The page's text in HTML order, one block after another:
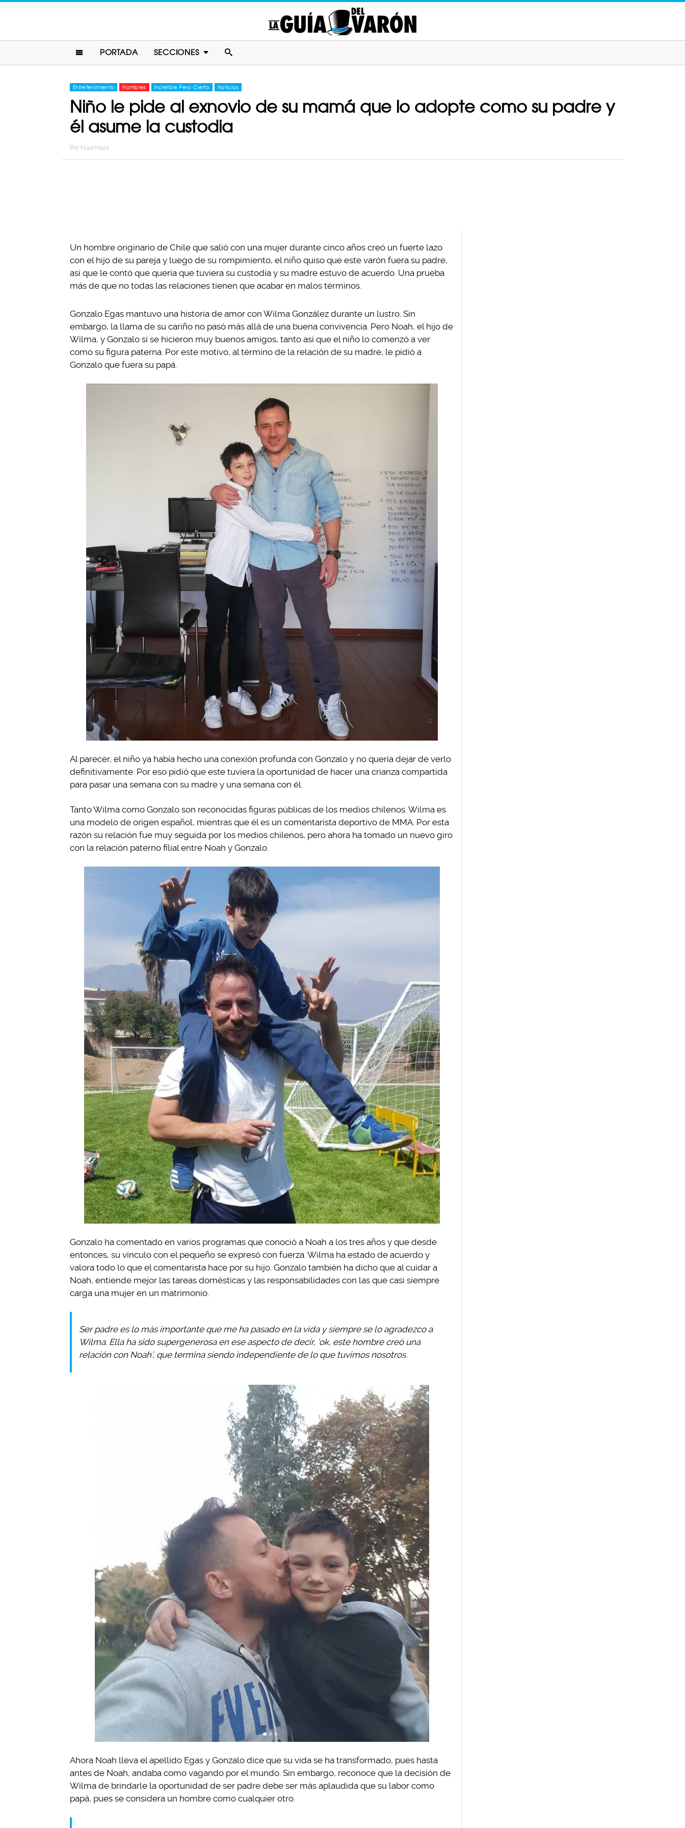
PORTADA SECCIONES
Entretenimiento Hombres Increíble Pero Cierto Noticias
Niño le pide al exnovio de su mamá que lo adopte como su padre y
él asume la custodia
Por Mad Marx
Un hombre originario de Chile que salió con una mujer durante cinco años creó un fuerte lazo
con el hijo de su pareja y luego de su rompimiento, el niño quiso que este varón fuera su padre,
así que le contó que quería que tuviera su custodia y su madre estuvo de acuerdo. Una prueba
más de que no todas las relaciones tienen que acabar en malos términos.
Gonzalo Egas mantuvo una historia de amor con Wilma González durante un lustro. Sin
embargo, la llama de su cariño no pasó más allá de una buena convivencia. Pero Noah, el hijo de
Wilma, y Gonzalo sí se hicieron muy buenos amigos, tanto así que el niño lo comenzó a ver
como su figura paterna. Por este motivo, al término de la relación de su madre, le pidió a
Gonzalo que fuera su papá.
Al parecer, el niño ya había hecho una conexión profunda con Gonzalo y no quería dejar de verlo
definitivamente. Por eso pidió que este tuviera la oportunidad de hacer una crianza compartida
para pasar una semana con su madre y una semana con él.
Tanto Wilma como Gonzalo son reconocidas figuras públicas de los medios chilenos. Wilma es
una modelo de origen español, mientras que él es un comentarista deportivo de MMA. Por esta
razón su relación fue muy seguida por los medios chilenos, pero ahora ha tomado un nuevo giro
con la relación paterno filial entre Noah y Gonzalo.
Gonzalo ha comentado en varios programas que conoció a Noah a los tres años y que desde
entonces, su vínculo con el pequeño se expresó con fuerza. Wilma ha estado de acuerdo y
valora todo lo que el comentarista hace por su hijo. Gonzalo también ha dicho que al cuidar a
Noah, entiende mejor las tareas domésticas y las responsabilidades con las que casi siempre
carga una mujer en un matrimonio.
Ser padre es lo más importante que me ha pasado en la vida y siempre se lo agradezco a
Wilma. Ella ha sido supergenerosa en ese aspecto de decir, ‘ok, este hombre creó una
relación con Noah’, que termina siendo independiente de lo que tuvimos nosotros.
Ahora Noah lleva el apellido Egas y Gonzalo dice que su vida se ha transformado, pues hasta
antes de Noah, andaba como vagando por el mundo. Sin embargo, reconoce que la decisión de
Wilma de brindarle la oportunidad de ser padre debe ser más aplaudida que su labor como
papá, pues se considera un hombre como cualquier otro.